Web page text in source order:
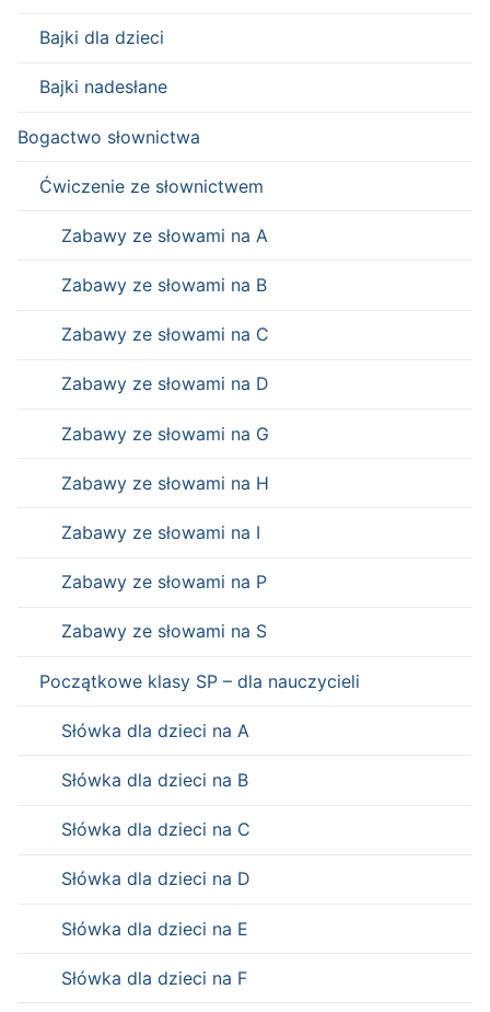
Bajki dla dzieci
Bajki nadesłane
Bogactwo słownictwa
Ćwiczenie ze słownictwem
Zabawy ze słowami na A
Zabawy ze słowami na B
Zabawy ze słowami na C
Zabawy ze słowami na D
Zabawy ze słowami na G
Zabawy ze słowami na H
Zabawy ze słowami na I
Zabawy ze słowami na P
Zabawy ze słowami na S
Początkowe klasy SP – dla nauczycieli
Słówka dla dzieci na A
Słówka dla dzieci na B
Słówka dla dzieci na C
Słówka dla dzieci na D
Słówka dla dzieci na E
Słówka dla dzieci na F